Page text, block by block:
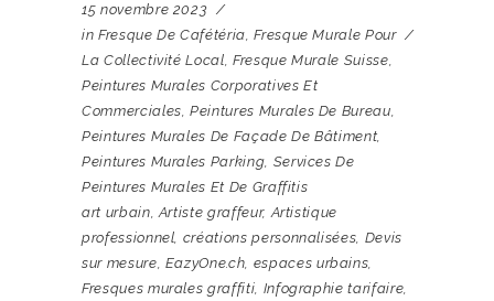
15 novembre 2023
in Fresque De Cafétéria,Fresque Murale Pour
La Collectivité Local, Fresque Murale Suisse,
Peintures Murales Corporatives Et
Commerciales,Peintures Murales De Bureau,
Peintures Murales De Façade De Bâtiment,
Peintures Murales Parking, Services De
Peintures Murales Et De Graffitis
art urbain,Artiste graffeur,Artistique
professionnel, créations personnalisées, Devis
sur mesure, EazyOne.ch, espaces urbains,
Fresques murales graffiti, Infographie tarifaire,